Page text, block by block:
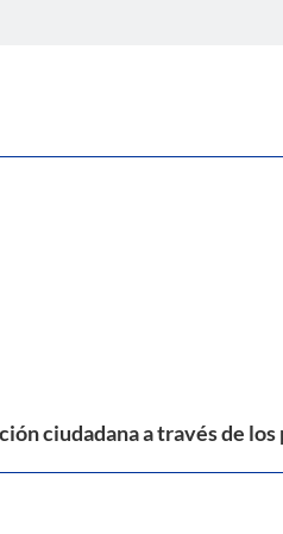
ciudadana a través de